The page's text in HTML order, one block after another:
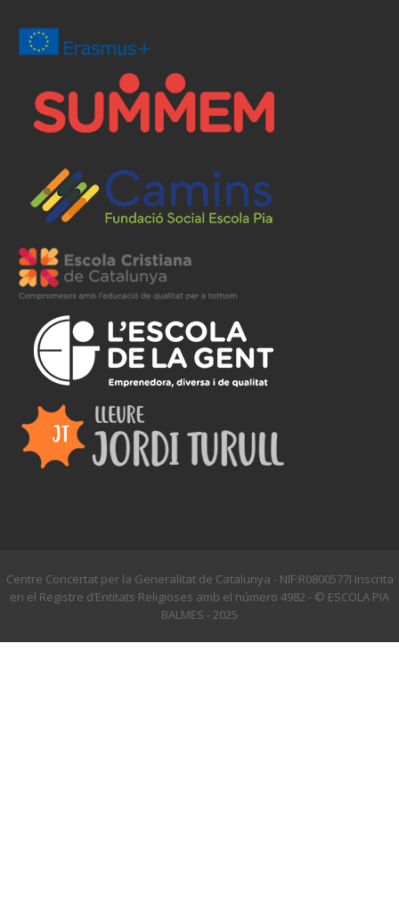
Centre Concertat per la Generalitat de Catalunya - NIF:R0800577I Inscrita
en el Registre d’Entitats Religioses amb el número 4982 - © ESCOLA PIA
BALMES - 2025